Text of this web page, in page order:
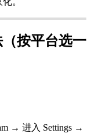
按平台选一
→ 进入 Settings →